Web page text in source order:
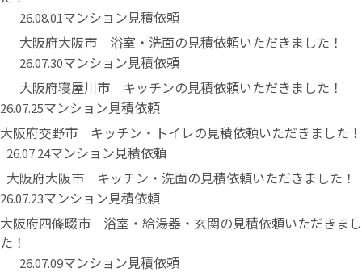
26.08.01マンション見積依頼
大阪府大阪市 浴室・洗面の見積依頼いただきました！
26.07.30マンション見積依頼
大阪府寝屋川市 キッチンの見積依頼いただきました！
26.07.25マンション見積依頼
大阪府交野市 キッチン・トイレの見積依頼いただきました！
26.07.24マンション見積依頼
大阪府大阪市 キッチン・洗面の見積依頼いただきました！
26.07.23マンション見積依頼
大阪府四條畷市 浴室・給湯器・玄関の見積依頼いただきまし
た！
26.07.09マンション見積依頼